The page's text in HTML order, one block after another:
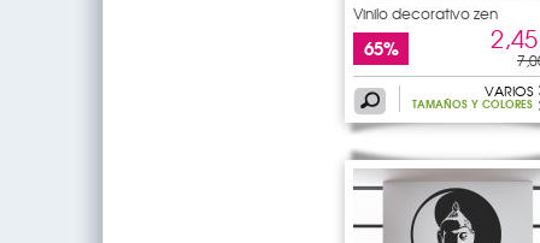
Vinilo decorativo zen
65%
VARIOS
TAMAÑOS Y COLORES